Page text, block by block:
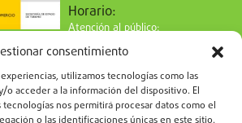
consentimiento
utilizamos tecnologías como las
o acceder a la información del dispositivo. El
nos permitirá procesar datos como el
Horario:
Atención al público:
de Lunes a Viernes
de 9 a 15h